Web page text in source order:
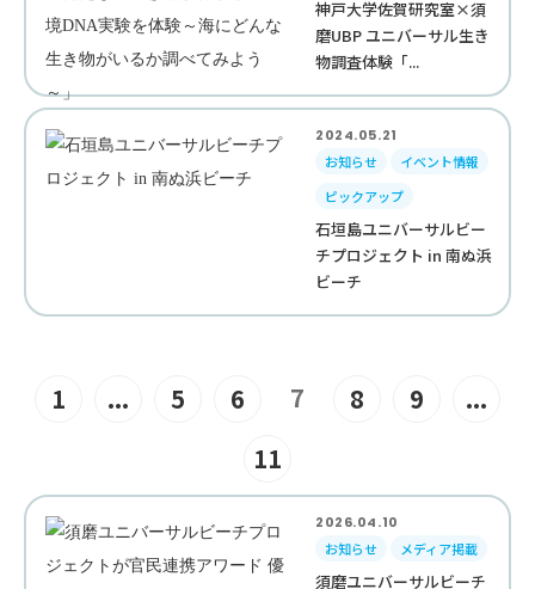
神戸大学佐賀研究室×須
磨UBP ユニバーサル生き
物調査体験「...
2024.05.21
お知らせ
イベント情報
ピックアップ
石垣島ユニバーサルビー
チプロジェクト in 南ぬ浜
ビーチ
1 ... 5 6 7 8 9
...
11
2026.04.10
お知らせ
メディア掲載
須磨ユニバーサルビーチ